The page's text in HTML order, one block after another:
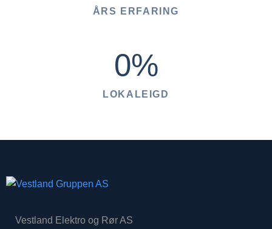
ÅRS ERFARING
LOKALEIGD
0%
Vestland Elektro og Rør AS